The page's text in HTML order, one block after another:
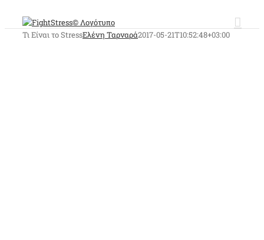
περιεχόμενο
Τι Είναι το StressΕλένη Ταρναρά2017-05-21T10:52:48+03:00